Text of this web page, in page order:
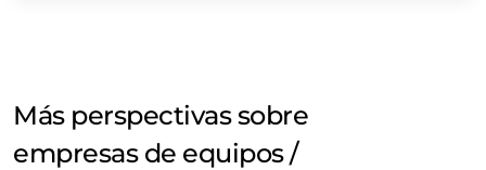
Más perspectivas sobre
empresas de equipos /